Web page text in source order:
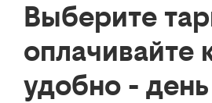
Выберите
оплачивайте
удобно -